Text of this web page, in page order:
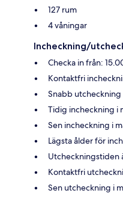
127 rum
4 våningar
Incheckning/
Checka in från:
Kontaktfri
Snabb
Tidig incheckning i
Sen incheckning i
Lägsta ålder för
Utcheckningstiden
Kontaktfri
Sen utcheckning i